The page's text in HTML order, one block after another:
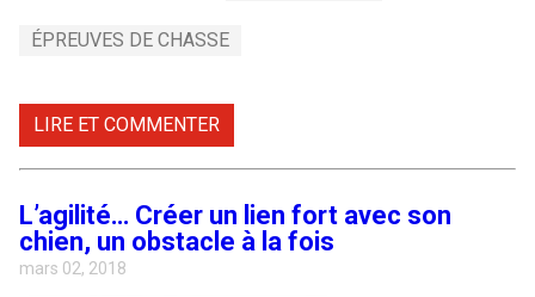
ÉPREUVES DE CHASSE
LIRE ET COMMENTER
L’agilité… Créer un lien fort avec son
chien, un obstacle à la fois
mars 02, 2018